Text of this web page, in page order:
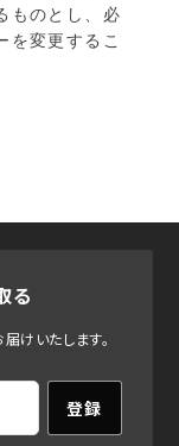
ものとし、必
を変更するこ
る
けいたします。
登録